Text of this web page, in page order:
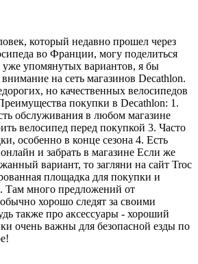
который недавно прошел через
во Франции, могу поделиться
упомянутых вариантов, я бы
на сеть магазинов Decathlon.
но качественных велосипедов
покупки в Decathlon: 1.
обслуживания в любом магазине
велосипед перед покупкой 3. Часто
особенно в конце сезона 4. Есть
и забрать в магазине Если же
вариант, то загляни на сайт Troc
площадка для покупки и
Там много предложений от
хорошо следят за своими
также про аксессуары - хороший
очень важны для безопасной езды по